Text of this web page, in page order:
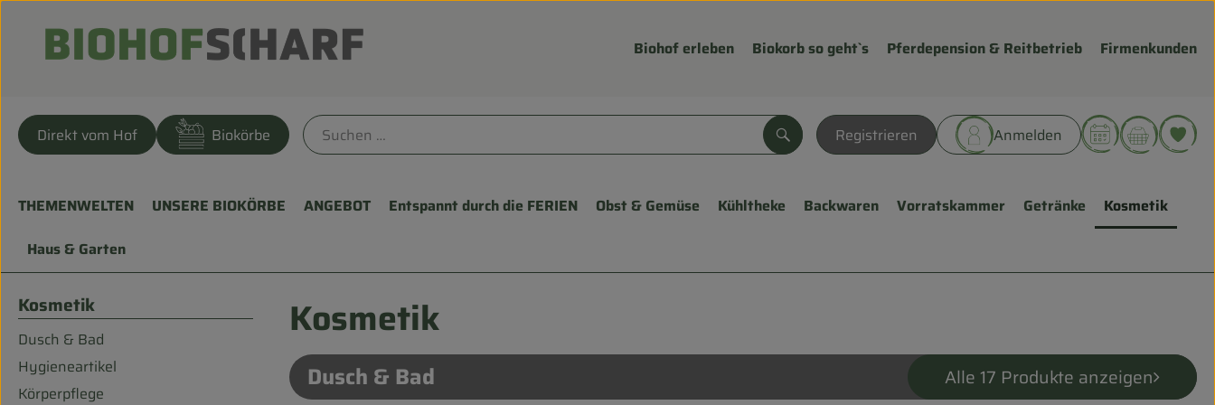
Biohof erleben Biokorb so geht`s Pferdepension & Reitbetrieb Firmenkunden
Registrieren Anmelden
Suchen
Direkt vom Hof Biokörbe
THEMENWELTEN UNSERE BIOKÖRBE ANGEBOT Entspannt durch die FERIEN Obst & Gemüse Kühltheke Backwaren Vorratskammer Getränke
Kosmetik
Haus & Garten
Kosmetik
Dusch & Bad
Hygieneartikel
Körperpflege
Kosmetik
Dusch & Bad Alle 17 Produkte anzeigen